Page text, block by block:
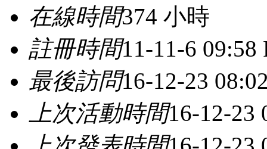
在線時間374 小時
註冊時間11-11-6 09:58
最後訪問16-12-23
上次活動時間16-12-23